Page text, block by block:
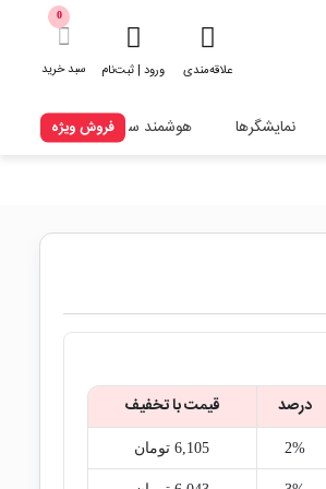
علاقه‌مندی ورود | ثبت‌نام
0
سبد خرید
نمایشگرها هوشمند سازیفروش ویژه
درصد قیمت با تخفیف
2% 6,105‎ تومان